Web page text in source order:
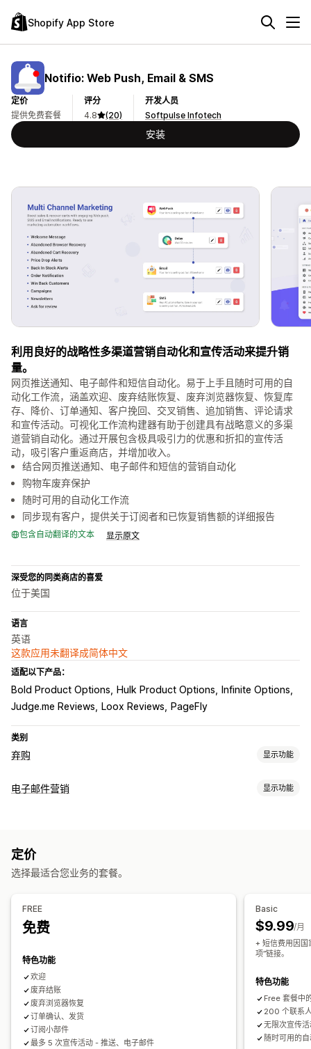
Shopify App Store
Notifio: Web Push, Email & SMS
定价
提供免费套餐
评分
4.8
(20)
开发人员
Softpulse Infotech
安装
利用良好的战略性多渠道营销自动化和宣传活动来提升销
量。
网页推送通知、电子邮件和短信自动化。易于上手且随时可用的自
动化工作流，涵盖欢迎、废弃结账恢复、废弃浏览器恢复、恢复库
存、降价、订单通知、客户挽回、交叉销售、追加销售、评论请求
和宣传活动。可视化工作流构建器有助于创建具有战略意义的多渠
道营销自动化。通过开展包含极具吸引力的优惠和折扣的宣传活
动，吸引客户重返商店，并增加收入。
结合网页推送通知、电子邮件和短信的营销自动化
购物车废弃保护
随时可用的自动化工作流
同步现有客户，提供关于订阅者和已恢复销售额的详细报告
包含自动翻译的文本 显示原文
深受您的同类商店的喜爱
位于美国
语言
英语
这款应用未翻译成简体中文
适配以下产品：
Bold Product Options Hulk Product Options
Infinite Options
Judge.me Reviews
Loox Reviews PageFly
类别
弃购 显示功能
弃购恢复
展示选项
定向规则
电子邮件营销 显示功能
折扣
结账电子邮件 退出意图 弃购
订阅 自定义宣传活动
管理宣传活动
导入和导出
触发器和规则
定价
选择最适合您业务的套餐。
FREE
免费
特色功能
欢迎
废弃结账
废弃浏览器恢复
订单确认、发货
订阅小部件
最多 5 次宣传活动 - 推送、电子邮件
Basic
$9.99/月
+ 短信费用因国
项”链接。
特色功能
Free 套餐中
200 个联系
无限次宣传
随时可用的